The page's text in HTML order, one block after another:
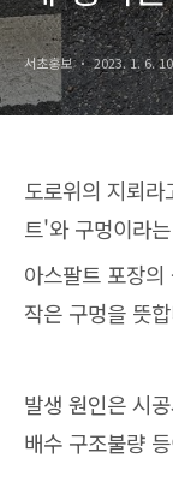
서초홍보 2023. 1. 6.
도로위의 지뢰
트'와 구멍이라
아스팔트 포장
작은 구멍을 뜻
발생 원인은 시
배수 구조불량